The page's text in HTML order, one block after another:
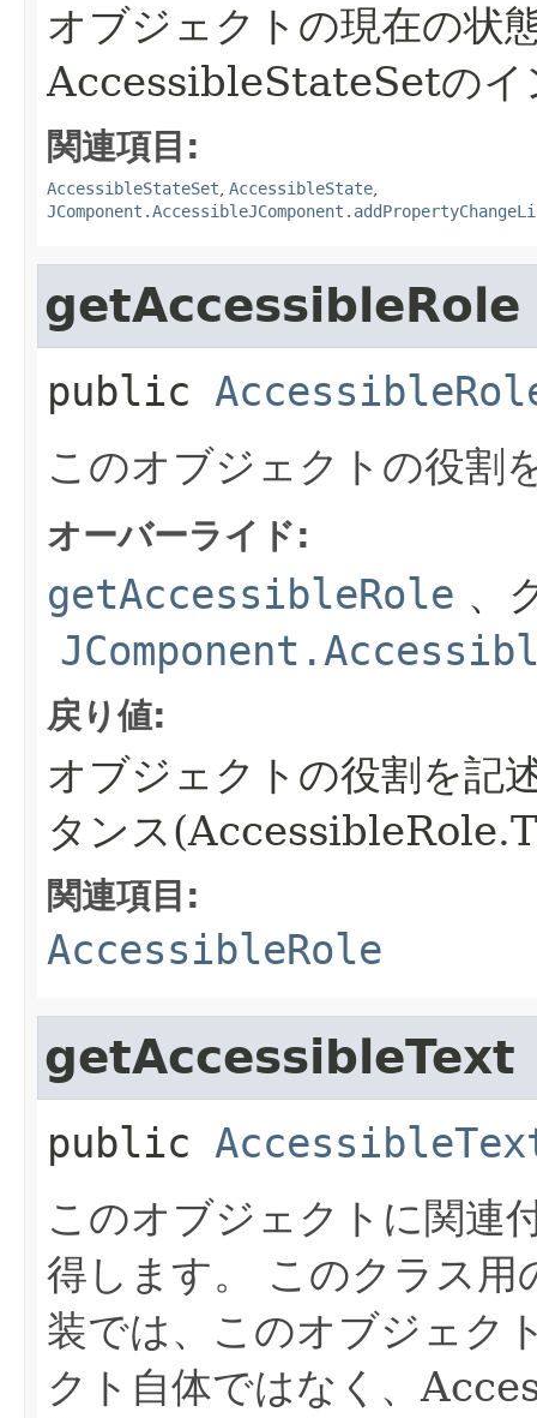
オブジェクトの現在の状
AccessibleStateSetのイ
関連項目:
AccessibleStateSet AccessibleState
getAccessibleRole
public
このオブジェクトの役割
オーバーライド:
getAccessibleRole 、
戻り値:
オブジェクトの役割を
タンス
関連項目:
AccessibleRole
getAccessibleText
public
このオブジェクトに関
得します。
このクラス
装では、このオブジェク
クト自体ではなく、